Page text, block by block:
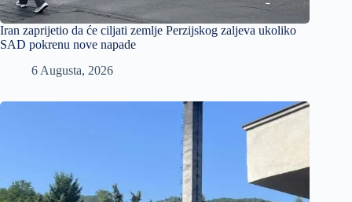
Iran zaprijetio da će ciljati zemlje Perzijskog zaljeva ukoliko
SAD pokrenu nove napade
6 Augusta, 2026